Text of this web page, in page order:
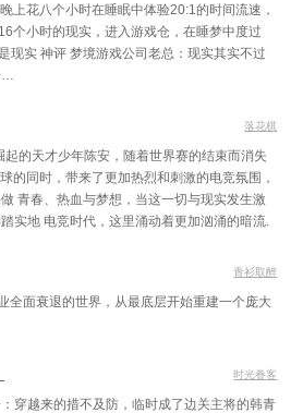
上花八个小时在睡眠中体验20:1的时间流速，
个小时的现实，进入游戏仓，在睡梦中度过
现实 神评 梦境游戏公司老总：现实其实不过
…
落花棋
起的天才少年陈安，随着世界赛的结束而消失
的同时，带来了更加热烈和刺激的电竞氛围，
青春、热血与梦想，当这一切与现实发生激
实地 电竞时代，这里涌动着更加汹涌的暗流.
青衫取醉
全面衰退的世界，从最底层开始重建一个庞大
时光眷客
穿越来的措不及防，临时成了边关主将的韩青